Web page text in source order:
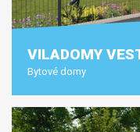
VILADOMY
Bytové domy